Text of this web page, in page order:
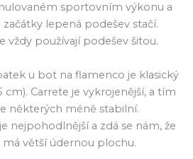
sportovním výkonu a
lepená podešev stačí.
vždy používají podešev šitou.
u bot na flamenco je klasický
cm). Carrete je vykrojenější, a tím
některých méně stabilní.
nejpohodlnější a zdá se nám, že
má větší údernou plochu.